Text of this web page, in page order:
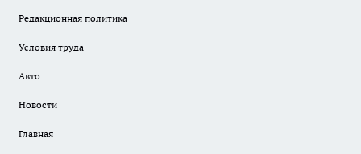
Редакционная политика
Условия труда
Авто
Новости
Главная